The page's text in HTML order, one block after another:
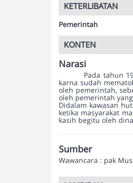
KETERLIBATAN
Pemerintah
KONTEN
Narasi
Pada tahun
karna sudah
oleh pemerintah,
oleh pemerintah
Didalam kawasan
ketika masyarakat
kasih begitu oleh
Sumber
Wawancara : pak